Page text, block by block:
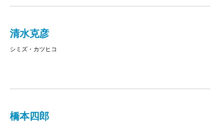
ど経った現代日本においては、すでに「読めない」和
たとえば、例を出すために『萬葉集』の最初の歌を
見てみよう。4516首も掲載されている一大歌集『萬葉
清水克彦
シミズ・カツヒコ
橋本四郎